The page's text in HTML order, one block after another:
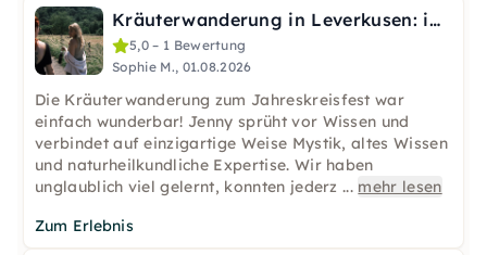
Kräuterwanderung in Leverkusen: im Jahreskreis
5,0 – 1 Bewertung
Sophie M., 01.08.2026
Die Kräuterwanderung zum Jahreskreisfest war
einfach wunderbar! Jenny sprüht vor Wissen und
verbindet auf einzigartige Weise Mystik, altes Wissen
und naturheilkundliche Expertise. Wir haben
unglaublich viel gelernt, konnten jederz ... mehr lesen
Zum Erlebnis